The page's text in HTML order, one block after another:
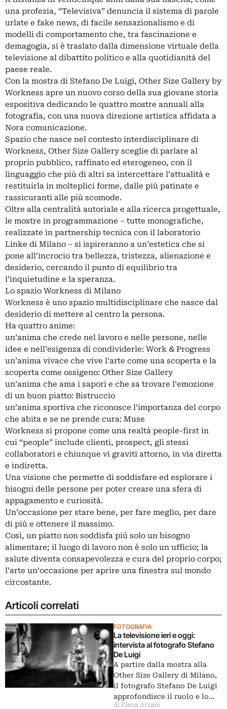
una profezia, “Televisiva” denuncia il sistema di parole
urlate e fake news, di facile sensazionalismo e di
modelli di comportamento che, tra fascinazione e
demagogia, si è traslato dalla dimensione virtuale della
televisione al dibattito politico e alla quotidianità del
paese reale.
Con la mostra di Stefano De Luigi, Other Size Gallery by
Workness apre un nuovo corso della sua giovane storia
espositiva dedicando le quattro mostre annuali alla
fotografia, con una nuova direzione artistica affidata a
Nora comunicazione.
Spazio che nasce nel contesto interdisciplinare di
Workness, Other Size Gallery sceglie di parlare al
proprio pubblico, raffinato ed eterogeneo, con il
linguaggio che più di altri sa intercettare l’attualità e
restituirla in molteplici forme, dalle più patinate e
rassicuranti alle più scomode.
Oltre alla centralità autoriale e alla ricerca progettuale,
le mostre in programmazione – tutte monografiche,
realizzate in partnership tecnica con il laboratorio
Linke di Milano – si ispireranno a un’estetica che si
pone all’incrocio tra bellezza, tristezza, alienazione e
desiderio, cercando il punto di equilibrio tra
l’inquietudine e la speranza.
Lo spazio Workness di Milano
Workness è uno spazio multidisciplinare che nasce dal
desiderio di mettere al centro la persona.
Ha quattro anime:
un’anima che crede nel lavoro e nelle persone, nelle
idee e nell’esigenza di condividerle: Work & Progress
un’anima vivace che vive l’arte come una scoperta e la
scoperta come ossigeno: Other Size Gallery
un’anima che ama i sapori e che sa trovare l’emozione
di un buon piatto: Bistruccio
un’anima sportiva che riconosce l’importanza del corpo
che abita e se ne prende cura: Muse
Workness si propone come una realtà people-first in
cui “people” include clienti, prospect, gli stessi
collaboratori e chiunque vi graviti attorno, in via diretta
e indiretta.
Una visione che permette di soddisfare ed esplorare i
bisogni delle persone per poter creare una sfera di
appagamento e curiosità.
Un’occasione per stare bene, per fare meglio, per dare
di più e ottenere il massimo.
Così, un piatto non soddisfa più solo un bisogno
alimentare; il luogo di lavoro non è solo un ufficio; la
salute diventa consapevolezza e cura del proprio corpo;
l’arte un’occasione per aprire una finestra sul mondo
circostante.
Articoli correlati
FOTOGRAFIA
La televisione ieri e oggi:
intervista al fotografo Stefano
De Luigi
A partire dalla mostra alla
Other Size Gallery di Milano,
il fotografo Stefano De Luigi
approfondisce il ruolo e lo…
di Elena Arzani